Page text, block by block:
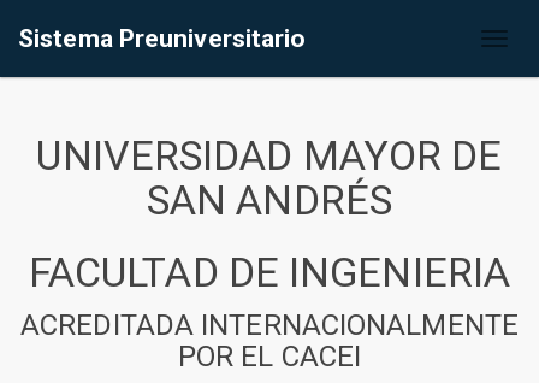
Sistema Preuniversitario
UNIVERSIDAD MAYOR DE
SAN ANDRÉS
FACULTAD DE INGENIERIA
ACREDITADA INTERNACIONALMENTE
POR EL CACEI